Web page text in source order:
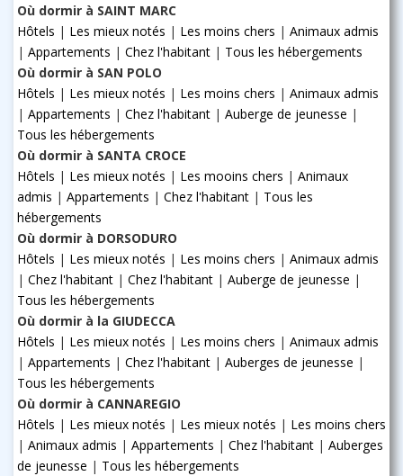
Où dormir à SAINT MARC
Hôtels | Les mieux notés | Les moins chers | Animaux admis
| Appartements | Chez l'habitant | Tous les hébergements
Où dormir à SAN POLO
Hôtels | Les mieux notés | Les moins chers | Animaux admis
| Appartements | Chez l'habitant | Auberge de jeunesse |
Tous les hébergements
Où dormir à SANTA CROCE
Hôtels | Les mieux notés | Les mooins chers | Animaux
admis | Appartements | Chez l'habitant | Tous les
hébergements
Où dormir à DORSODURO
Hôtels | Les mieux notés | Les moins chers | Animaux admis
| Chez l'habitant | Chez l'habitant | Auberge de jeunesse |
Tous les hébergements
Où dormir à la GIUDECCA
Hôtels | Les mieux notés | Les moins chers | Animaux admis
| Appartements | Chez l'habitant | Auberges de jeunesse |
Tous les hébergements
Où dormir à CANNAREGIO
Hôtels | Les mieux notés | Les mieux notés | Les moins chers
| Animaux admis | Appartements | Chez l'habitant | Auberges
de jeunesse | Tous les hébergements